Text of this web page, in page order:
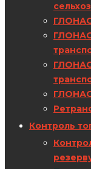
Контроль